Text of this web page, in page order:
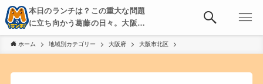
本日のランチは？この重大な問題
に立ち向かう葛藤の日々。大阪・
京都・神戸を中心とした食べ歩
き、飲み歩きを綴る。
ホーム 地域別カテゴリー 大阪府 大阪市北区